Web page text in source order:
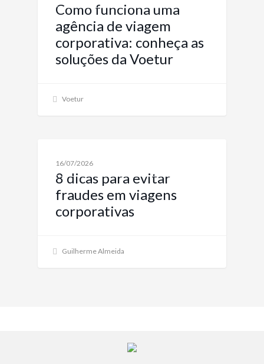
Como funciona uma
agência de viagem
corporativa: conheça as
soluções da Voetur
Voetur
16/07/2026
8 dicas para evitar
fraudes em viagens
corporativas
Guilherme Almeida